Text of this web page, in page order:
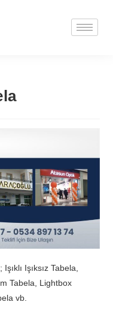
Işıksız Tabela,
Tabela, Lightbox
vb.